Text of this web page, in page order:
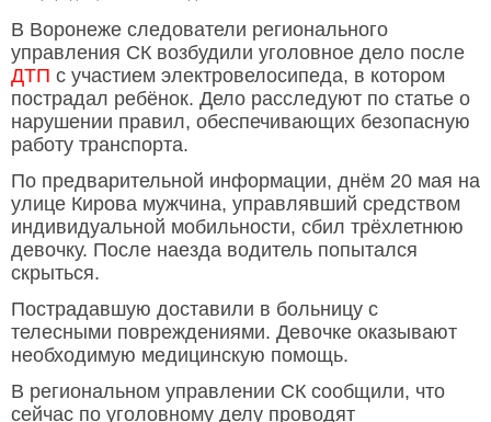
В Воронеже следователи регионального
управления СК возбудили уголовное дело после
ДТП с участием электровелосипеда, в котором
пострадал ребёнок. Дело расследуют по статье о
нарушении правил, обеспечивающих безопасную
работу транспорта.
По предварительной информации, днём 20 мая на
улице Кирова мужчина, управлявший средством
индивидуальной мобильности, сбил трёхлетнюю
девочку. После наезда водитель попытался
скрыться.
Пострадавшую доставили в больницу с
телесными повреждениями. Девочке оказывают
необходимую медицинскую помощь.
В региональном управлении СК сообщили, что
сейчас по уголовному делу проводят